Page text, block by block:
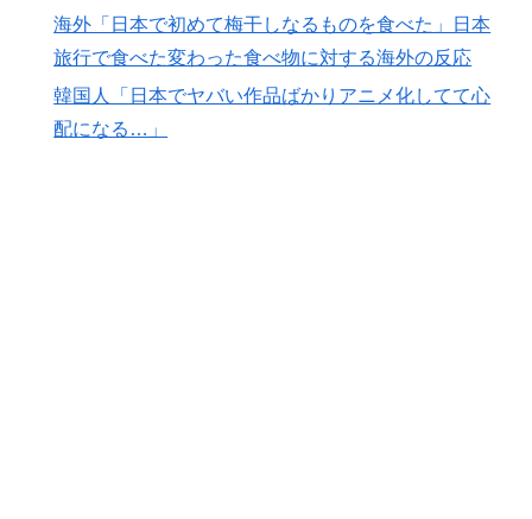
平って投手としてはどれくらいのレベルなの？ → 「ト
ップ層ではあるが二刀流の影響で超一流とまでは言えな
いイメージ」「投手に専念したらサイヤングも獲れると
思うんだけどな」
▶ 外国人「2002年W杯は?」韓国サッカーに衝撃的不祥
海外「日本で初めて梅干しなるものを食べた」日本
旅行で食べた変わった食べ物に対する海外の反応
韓国人「日本でヤバい作品ばかりアニメ化してて心
配になる…」